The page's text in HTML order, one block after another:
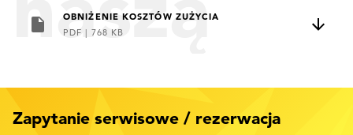
broszurę
OBNIŻENIE KOSZTÓW ZUŻYCIA
PDF | 768 KB
Zapytanie serwisowe / rezerwacja